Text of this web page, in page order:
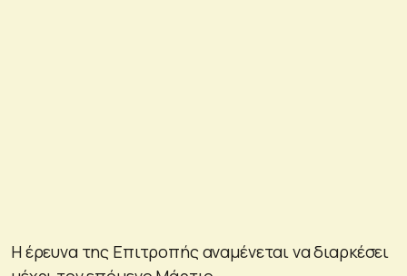
Η έρευνα της Επιτροπής αναμένεται να διαρκέσει